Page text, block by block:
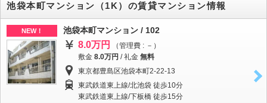
池袋本町マンション（1K）の賃貸マンション情報
NEW！ 池袋本町マンション / 102
8.0万円
（管理費 : －）
敷金 8.0万円 /礼金 無料
東京都豊島区池袋本町2-22-13
東武鉄道東上線/北池袋 徒歩10分
東武鉄道東上線/下板橋 徒歩15分